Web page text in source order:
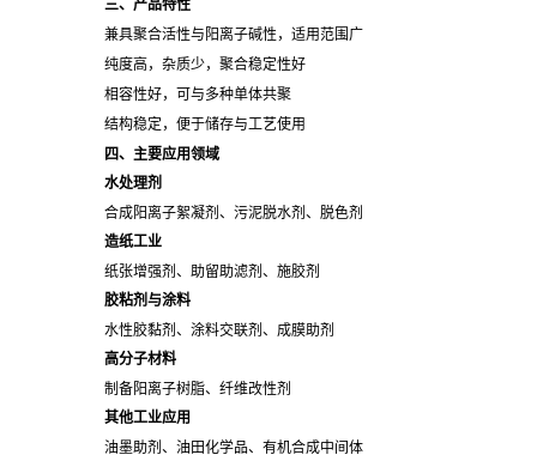
三、产品特性
兼具聚合活性与阳离子碱性，适用范围广
纯度高，杂质少，聚合稳定性好
相容性好，可与多种单体共聚
结构稳定，便于储存与工艺使用
四、主要应用领域
水处理剂
合成阳离子絮凝剂、污泥脱水剂、脱色剂
造纸工业
纸张增强剂、助留助滤剂、施胶剂
胶粘剂与涂料
水性胶黏剂、涂料交联剂、成膜助剂
高分子材料
制备阳离子树脂、纤维改性剂
其他工业应用
油墨助剂、油田化学品、有机合成中间体